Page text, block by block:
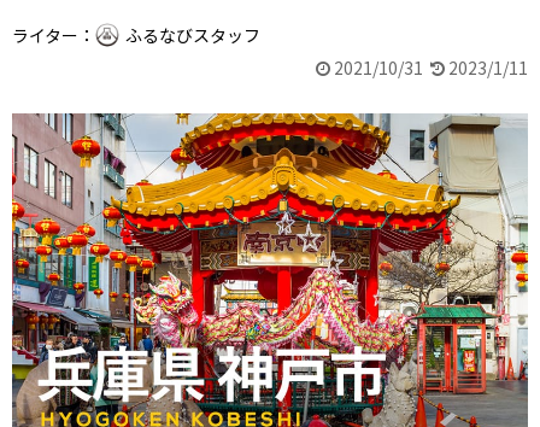
ライター：
ふるなびスタッフ
2021/10/31
2023/1/11